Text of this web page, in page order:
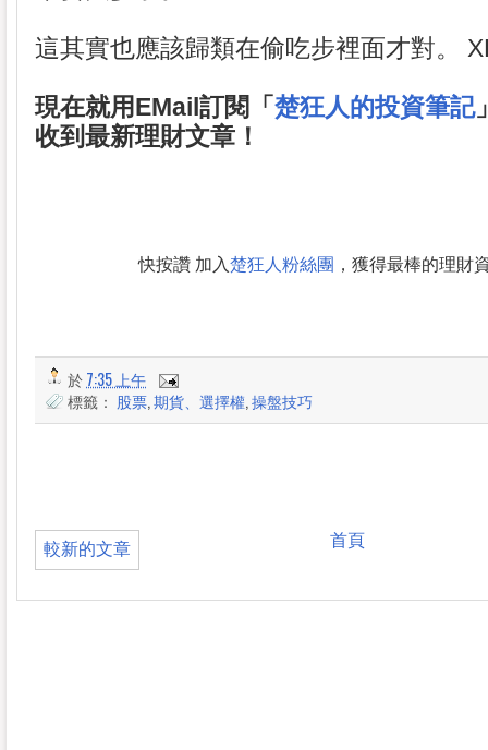
這其實也應該歸類在偷吃步裡面才對。
現在就用EMail訂閱「楚狂人的投資筆記
收到最新理財文章！
快按讚 加入楚狂人粉絲團 ，獲得最棒的理財
於7:35 上午
標籤： 股票,期貨、選擇權,操盤技巧
較新的文章 首頁